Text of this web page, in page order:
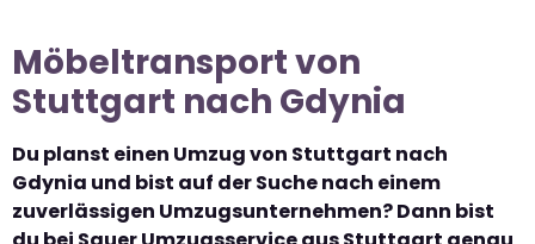
Möbeltransport von
Stuttgart nach Gdynia
Du planst einen Umzug von Stuttgart nach
Gdynia und bist auf der Suche nach einem
zuverlässigen Umzugsunternehmen? Dann bist